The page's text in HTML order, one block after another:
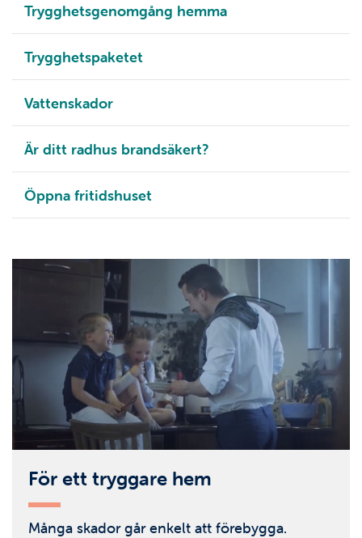
Trygghetsgenomgång hemma
Trygghetspaketet
Vattenskador
Är ditt radhus brandsäkert?
Öppna fritidshuset
För ett tryggare hem
Många skador går enkelt att förebygga.